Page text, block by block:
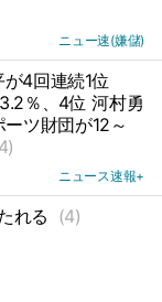
ニュー速(嫌儲)
4回連続1位
％、4位 河村勇
ツ財団が12～
ニュース速報+
れる (4)